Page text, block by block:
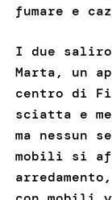
fumare e
I due
Marta, un
centro di
sciatta e
ma nessun
mobili si